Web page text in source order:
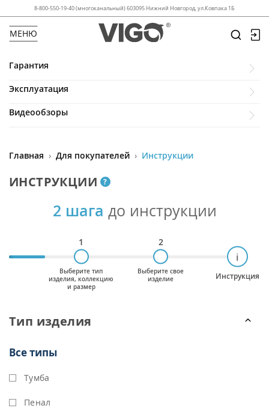
8-800-550-19-40 (многоканальный) 603095 Нижний Новгород, ул.Ковпака 1Б
МЕНЮ
Гарантия
Эксплуатация
Видеообзоры
Главная › Для покупателей › Инструкции
ИНСТРУКЦИИ ?
2 шага до инструкции
1
Выберите тип
изделия, коллекцию
и размер
2
Выберите свое
изделие
i
Инструкция
Тип изделия
Все типы
Тумба
Пенал